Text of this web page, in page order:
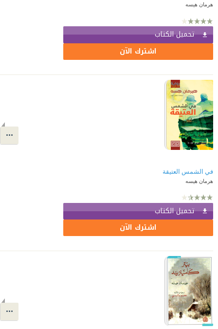
هرمان هيسه
تحميل الكتاب
اشترك الآن
في الشمس العتيقة
هرمان هيسه
تحميل الكتاب
اشترك الآن